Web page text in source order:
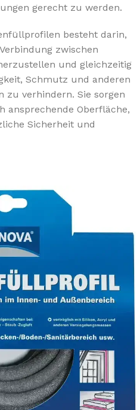
gerecht zu werden.
besteht darin,
zwischen
und gleichzeitig
Schmutz und anderen
zu verhindern. Sie sorgen
ansprechende Oberfläche,
Sicherheit und